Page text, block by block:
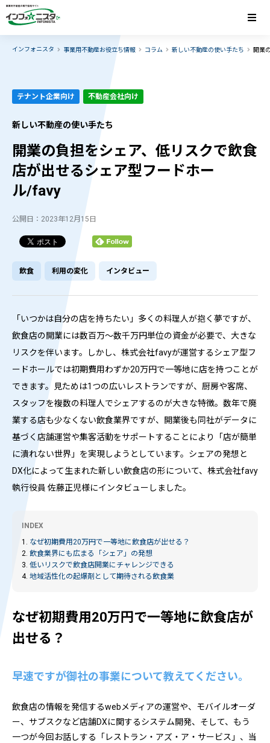
インフォニスタ 事業用不動産お役立ち情報 コラム 新しい不動産の使い手たち 開業
テナント企業向け 不動産会社向け
新しい不動産の使い手たち
開業の負担をシェア、低リスクで飲食
店が出せるシェア型フードホー
ル/favy
公開日：2023年12月15日
飲食 利用の変化 インタビュー
「いつかは自分の店を持ちたい」多くの料理人が抱く夢ですが、
飲食店の開業には数百万～数千万円単位の資金が必要で、大きな
リスクを伴います。しかし、株式会社favyが運営するシェア型フ
ードホールでは初期費用わずか20万円で一等地に店を持つことが
できます。見ためは1つの広いレストランですが、厨房や客席、
スタッフを複数の料理人でシェアするのが大きな特徴。数年で廃
業する店も少なくない飲食業界ですが、開業後も同社がデータに
基づく店舗運営や集客活動をサポートすることにより「店が簡単
に潰れない世界」を実現しようとしています。シェアの発想と
DX化によって生まれた新しい飲食店の形について、株式会社favy
執行役員 佐藤正児様にインタビューしました。
INDEX
1. なぜ初期費用20万円で一等地に飲食店が出せる？
2. 飲食業界にも広まる「シェア」の発想
3. 低いリスクで飲食店開業にチャレンジできる
4. 地域活性化の起爆剤として期待される飲食業
なぜ初期費用20万円で一等地に飲食店が
出せる？
早速ですが御社の事業について教えてください。
飲食店の情報を発信するwebメディアの運営や、モバイルオーダ
ー、サブスクなど店舗DXに関するシステム開発、そして、もう
一つが今回お話しする「レストラン・アズ・ア・サービス」、当